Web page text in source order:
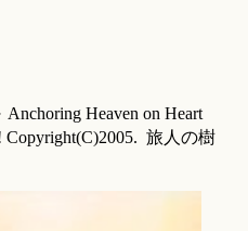
Heaven on Heart
Copyright(C)2005. 旅人の樹